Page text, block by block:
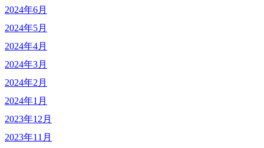
2024年6月
2024年5月
2024年4月
2024年3月
2024年2月
2024年1月
2023年12月
2023年11月